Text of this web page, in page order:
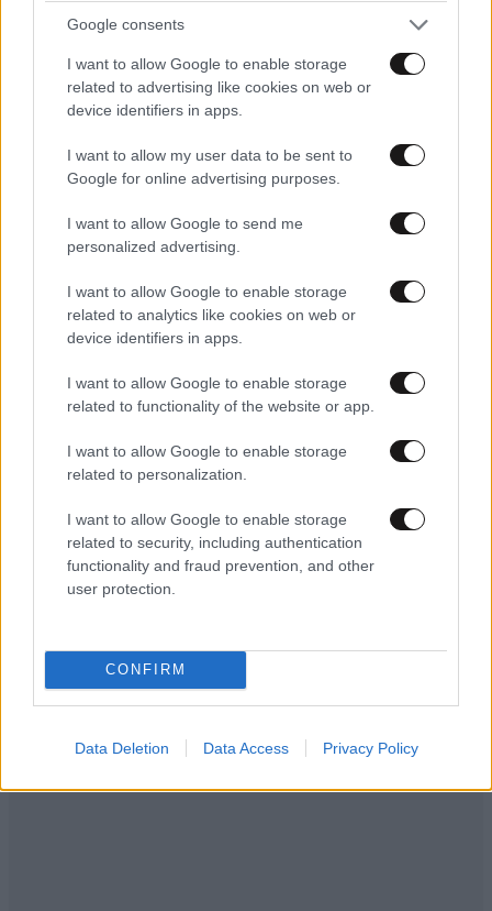
Google consents
I want to allow Google to enable storage
related to advertising like cookies on web or
device identifiers in apps.
I want to allow my user data to be sent to
Google for online advertising purposes.
I want to allow Google to send me
personalized advertising.
I want to allow Google to enable storage
related to analytics like cookies on web or
device identifiers in apps.
I want to allow Google to enable storage
related to functionality of the website or app.
I want to allow Google to enable storage
related to personalization.
I want to allow Google to enable storage
related to security, including authentication
functionality and fraud prevention, and other
user protection.
CONFIRM
Data Deletion Data Access Privacy Policy
TRENDING
08·08·2026 19:12
Εριέττα Κούρκουλου – Τα 33α γενέθλια και τα
ευτυχίας δεδομένη»